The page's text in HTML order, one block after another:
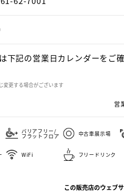
下記の営業日カレンダーをご
変更する場合がございます
営
バリアフリー/
フラットフロア 中古車展示場
WiFi フリードリンク
この販売店のウェブ